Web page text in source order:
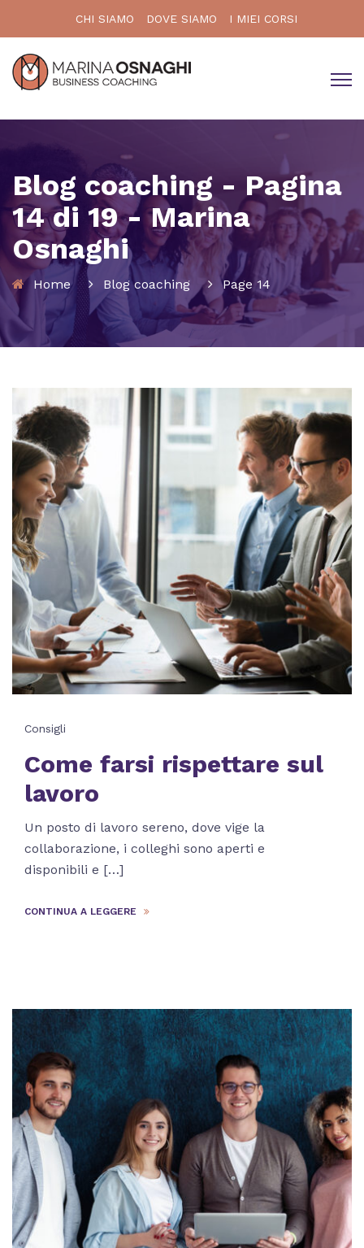
CHI SIAMO DOVE SIAMO I MIEI CORSI
Blog coaching - Pagina
14 di 19 - Marina
Osnaghi
Home Blog coaching Page 14
Consigli
Come farsi rispettare sul
lavoro
Un posto di lavoro sereno, dove vige la
collaborazione, i colleghi sono aperti e
disponibili e […]
CONTINUA A LEGGERE